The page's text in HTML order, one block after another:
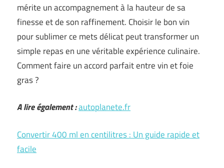
mérite un accompagnement à la hauteur de sa
finesse et de son raffinement. Choisir le bon vin
pour sublimer ce mets délicat peut transformer un
simple repas en une véritable expérience culinaire.
Comment faire un accord parfait entre vin et foie
gras ?
A lire également :autoplanete.fr
Convertir 400 ml en centilitres : Un guide rapide et
facile